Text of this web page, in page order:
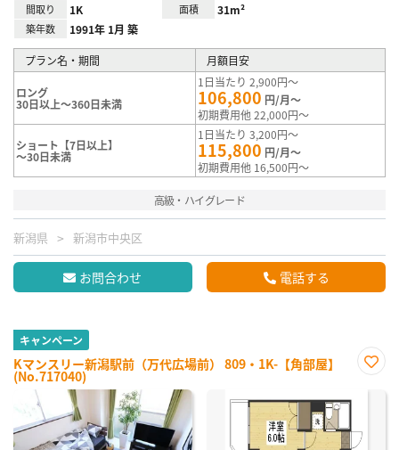
間取り 1K 面積 31m²
築年数 1991年 1月 築
プラン名・期間 月額目安
ロング
30日以上～360日未満
1日当たり 2,900円～
106,800 円/月～
初期費用他 22,000円～
ショート【7日以上】
～30日未満
1日当たり 3,200円～
115,800 円/月～
初期費用他 16,500円～
高級・ハイグレード
新潟県 新潟市中央区
お問合わせ 電話する
キャンペーン
Kマンスリー新潟駅前（万代広場前） 809・1K-【角部屋】
(No.717040)
に入